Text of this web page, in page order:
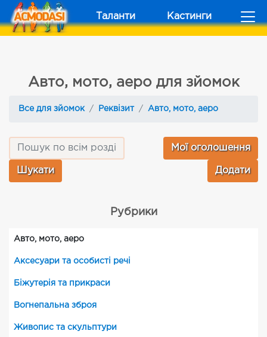
Таланти Кастинги
Авто, мото, аеро для зйомок
Все для зйомок Реквізит Авто, мото, аеро
Мої оголошення
Додати
Рубрики
Авто, мото, аеро
Аксесуари та особисті речі
Біжутерія та прикраси
Вогнепальна зброя
Живопис та скульптури